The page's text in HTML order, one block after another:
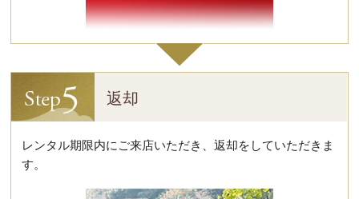
返却
レンタル期限内にご来店いただき、返却をしていただきま
す。